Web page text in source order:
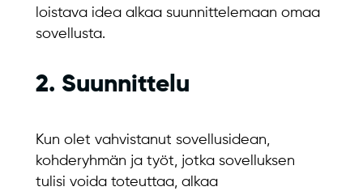
loistava idea alkaa suunnittelemaan omaa
sovellusta.
2. Suunnittelu
Kun olet vahvistanut sovellusidean,
kohderyhmän ja työt, jotka sovelluksen
tulisi voida toteuttaa, alkaa